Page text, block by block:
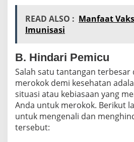
READ ALSO : Manfaat
Imunisasi
B. Hindari Pemicu
Salah satu tantangan terbesar
merokok demi kesehatan
situasi atau kebiasaan yang
Anda untuk merokok. Berikut
untuk mengenali dan
tersebut: